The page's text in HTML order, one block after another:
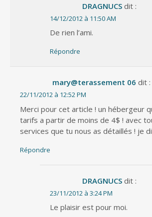
DRAGNUCS dit :
14/12/2012 à 11:50 AM
De rien l’ami.
Répondre
mary@terassement 06 dit :
22/11/2012 à 12:52 PM
Merci pour cet article ! un hébergeur
tarifs a partir de moins de 4$ ! avec
services que tu nous as détaillés ! je
Répondre
DRAGNUCS dit :
23/11/2012 à 3:24 PM
Le plaisir est pour moi.